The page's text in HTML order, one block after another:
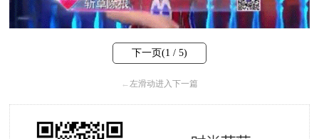
下一页(1 / 5)
← 左滑动进入下一篇